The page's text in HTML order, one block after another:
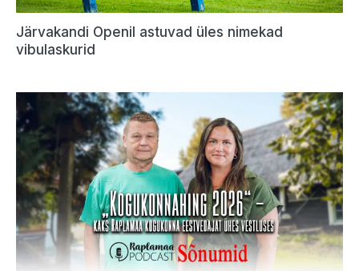
Järvakandi Openil astuvad üles nimekad
vibulaskurid